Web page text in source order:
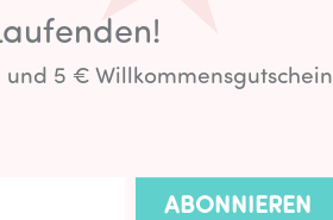
5 € Willkommensgutschein
ABONNIEREN